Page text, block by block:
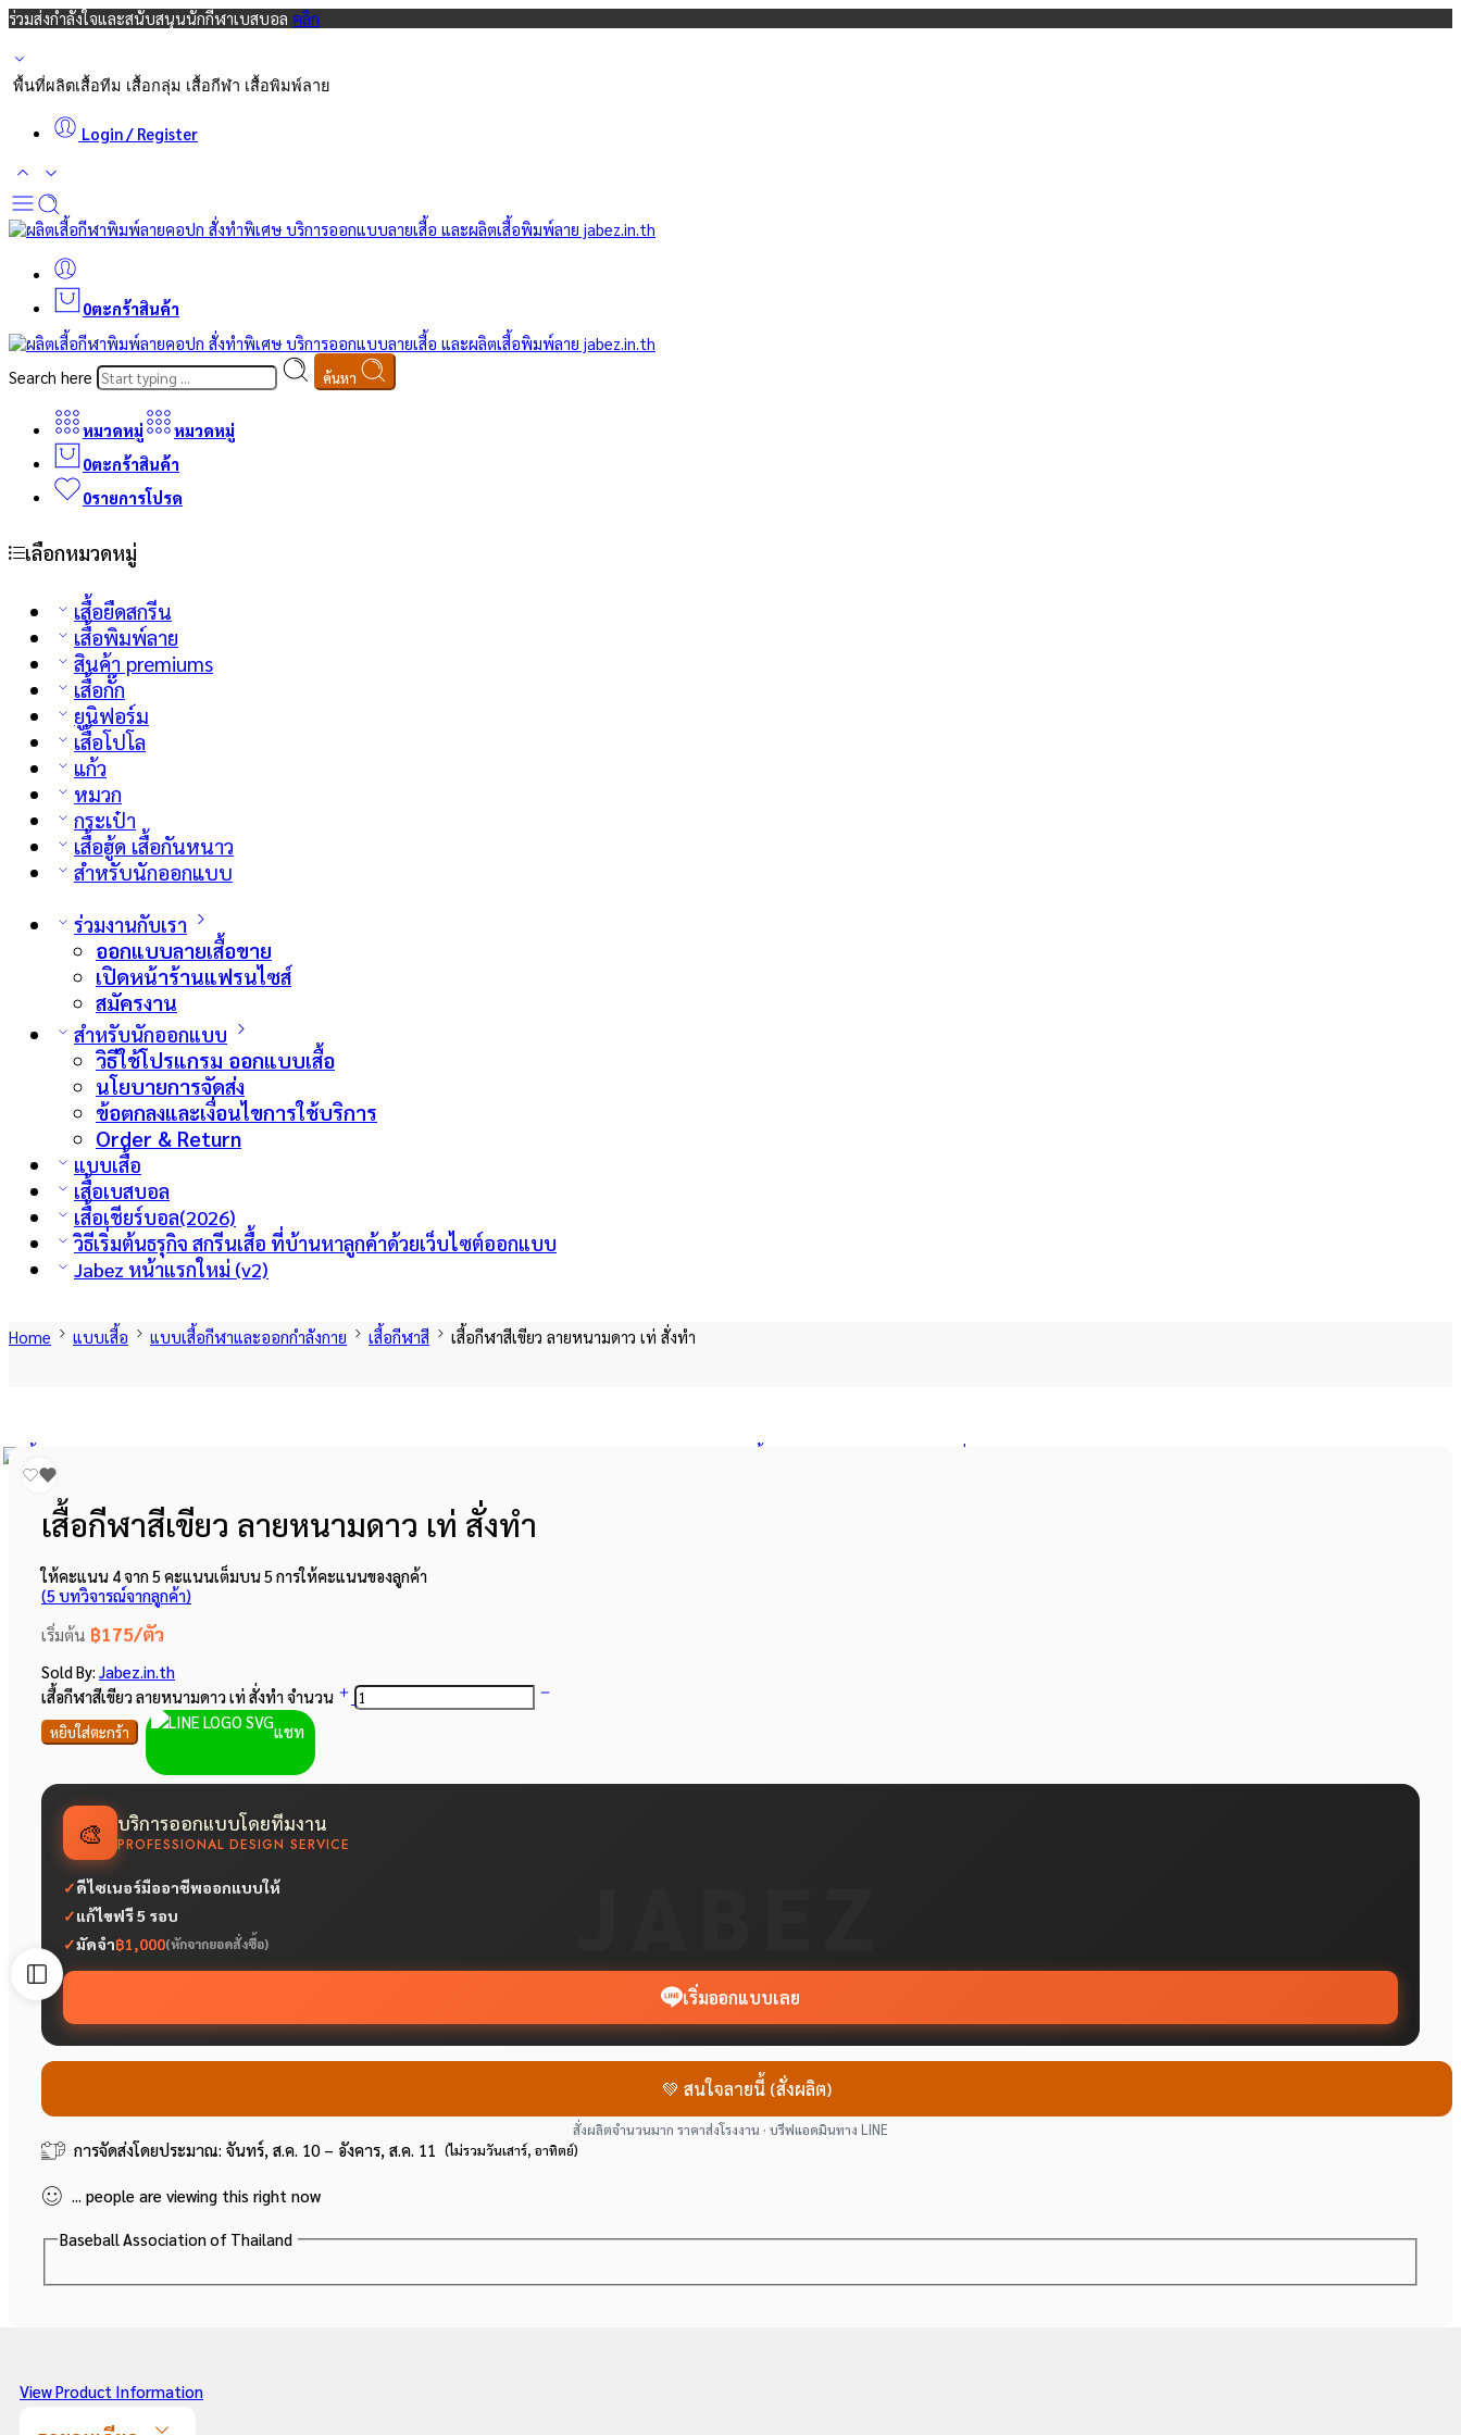
ร่วมส่งกำลังใจและสนับสนุนนักกีฬาเบสบอล คลิก
พื้นที่ผลิตเสื้อทีม เสื้อกลุ่ม เสื้อกีฬา เสื้อพิมพ์ลาย
Login / Register
0ตะกร้าสินค้า
Search here ค้นหา
หมวดหมู่
หมวดหมู่
0ตะกร้าสินค้า
0รายการโปรด
เลือกหมวดหมู่
เสื้อยืดสกรีน
เสื้อพิมพ์ลาย
สินค้า premiums
เสื้อกั๊ก
ยูนิฟอร์ม
เสื้อโปโล
แก้ว
หมวก
กระเป๋า
เสื้อฮู้ด เสื้อกันหนาว
สำหรับนักออกแบบ
ร่วมงานกับเรา
ออกแบบลายเสื้อขาย
เปิดหน้าร้านแฟรนไซส์
สมัครงาน
สำหรับนักออกแบบ
วิธีใช้โปรแกรม ออกแบบเสื้อ
นโยบายการจัดส่ง
ข้อตกลงและเงื่อนไขการใช้บริการ
Order & Return
แบบเสื้อ
เสื้อเบสบอล
เสื้อเชียร์บอล(2026)
วิธีเริ่มต้นธรุกิจ สกรีนเสื้อ ที่บ้านหาลูกค้าด้วยเว็บไซต์ออกแบบ
Jabez หน้าแรกใหม่ (v2)
Home แบบเสื้อ แบบเสื้อกีฬาและออกกำลังกาย เสื้อกีฬาสี เสื้อกีฬาสีเขียว ลายหนามดาว เท่ สั่งทำ
เสื้อกีฬาสีเขียว ลายหนามดาว เท่ สั่งทำ
ให้คะแนน 4จาก 5 คะแนนเต็มบน5การให้คะแนนของลูกค้า
(5บทวิจารณ์จากลูกค้า)
เริ่มต้น ฿175/ตัว
Sold By: Jabez.in.th
เสื้อกีฬาสีเขียว ลายหนามดาว เท่ สั่งทำ จำนวน
หยิบใส่ตะกร้า แชท
🎨 บริการออกแบบโดยทีมงาน
PROFESSIONAL DESIGN SERVICE
✓ดีไซเนอร์มืออาชีพออกแบบให้
✓แก้ไขฟรี 5 รอบ
✓มัดจำ฿1,000(หักจากยอดสั่งซื้อ)
เริ่มออกแบบเลย
💚 สนใจลายนี้ (สั่งผลิต)
สั่งผลิตจำนวนมาก ราคาส่งโรงงาน · บรีฟแอดมินทาง LINE
การจัดส่งโดยประมาณ: จันทร์, ส.ค. 10 – อังคาร, ส.ค. 11 (ไม่รวมวันเสาร์, อาทิตย์)
people are viewing this right now
Baseball Association of Thailand
View Product Information